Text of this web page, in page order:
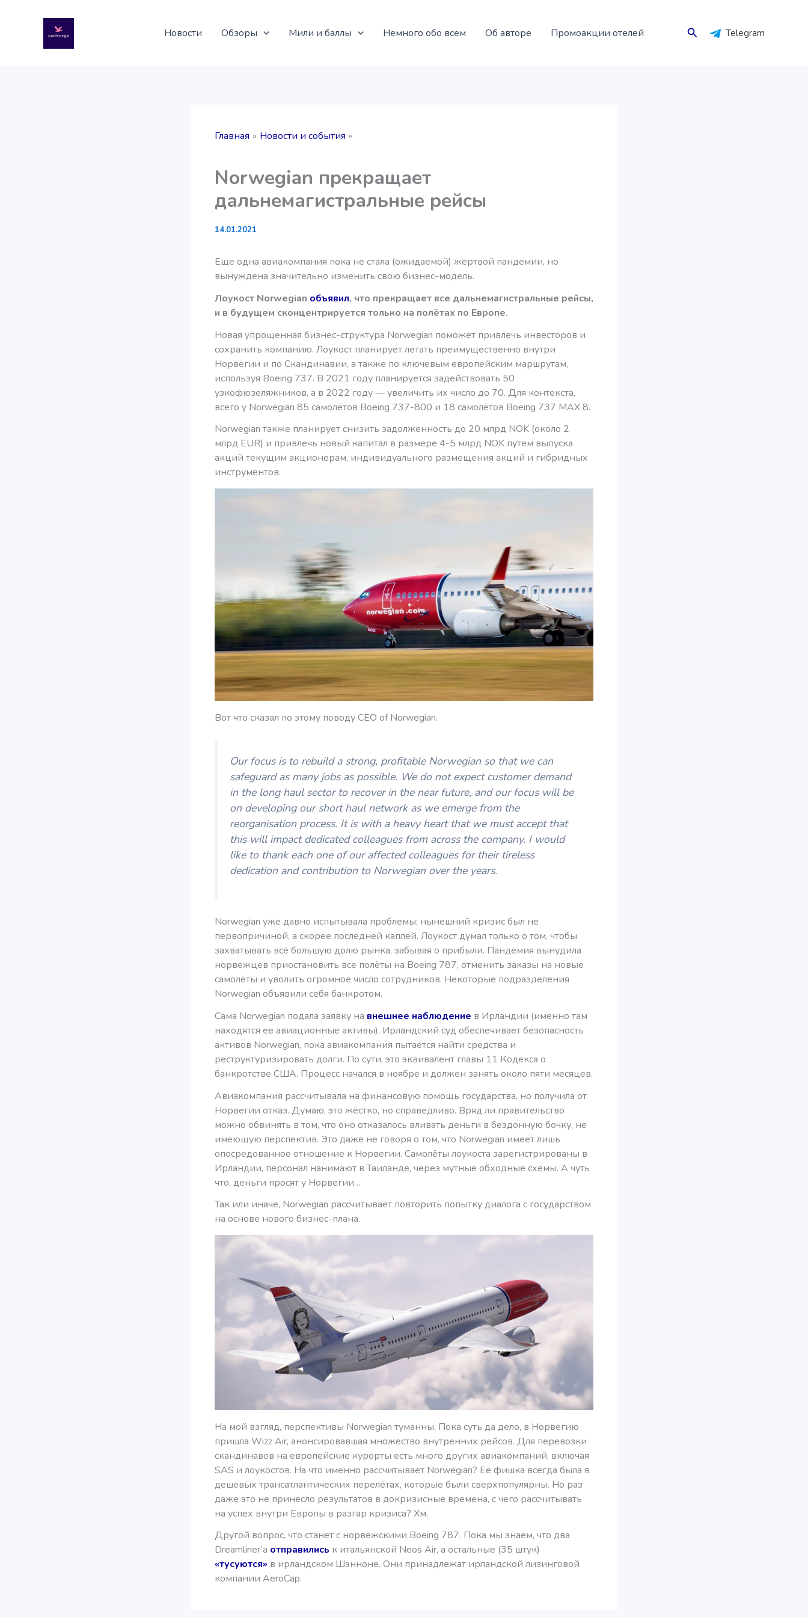
содержимому
Новости Обзоры Мили и баллы Немного обо всем Об авторе Промоакции отелей Поиск Telegram
Главная Новости и события
Norwegian прекращает
дальнемагистральные рейсы
14.01.2021
Еще одна авиакомпания пока не стала (ожидаемой) жертвой пандемии, но
вынуждена значительно изменить свою бизнес-модель.
Лоукост Norwegian объявил, что прекращает все дальнемагистральные рейсы,
и в будущем сконцентрируется только на полётах по Европе.
Новая упрощенная бизнес-структура Norwegian поможет привлечь инвесторов и
сохранить компанию. Лоукост планирует летать преимущественно внутри
Норвегии и по Скандинавии, а также по ключевым европейским маршрутам,
используя Boeing 737. В 2021 году планируется задействовать 50
узкофюзеляжников, а в 2022 году — увеличить их число до 70. Для контекста,
всего у Norwegian 85 самолётов Boeing 737-800 и 18 самолётов Boeing 737 MAX 8.
Norwegian также планирует снизить задолженность до 20 млрд NOK (около 2
млрд EUR) и привлечь новый капитал в размере 4-5 млрд NOK путем выпуска
акций текущим акционерам, индивидуального размещения акций и гибридных
инструментов.
Вот что сказал по этому поводу CEO of Norwegian.
Our focus is to rebuild a strong, profitable Norwegian so that we can
safeguard as many jobs as possible. We do not expect customer demand
in the long haul sector to recover in the near future, and our focus will be
on developing our short haul network as we emerge from the
reorganisation process. It is with a heavy heart that we must accept that
this will impact dedicated colleagues from across the company. I would
like to thank each one of our affected colleagues for their tireless
dedication and contribution to Norwegian over the years.
Norwegian уже давно испытывала проблемы; нынешний кризис был не
первопричиной, а скорее последней каплей. Лоукост думал только о том, чтобы
захватывать всё большую долю рынка, забывая о прибыли. Пандемия вынудила
норвежцев приостановить все полёты на Boeing 787, отменить заказы на новые
самолёты и уволить огромное число сотрудников. Некоторые подразделения
Norwegian объявили себя банкротом.
Сама Norwegian подала заявку на внешнее наблюдение в Ирландии (именно там
находятся ее авиационные активы). Ирландский суд обеспечивает безопасность
активов Norwegian, пока авиакомпания пытается найти средства и
реструктуризировать долги. По сути, это эквивалент главы 11 Кодекса о
банкротстве США. Процесс начался в ноябре и должен занять около пяти месяцев.
Авиакомпания рассчитывала на финансовую помощь государства, но получила от
Норвегии отказ. Думаю, это жёстко, но справедливо. Вряд ли правительство
можно обвинять в том, что оно отказалось вливать деньги в бездонную бочку, не
имеющую перспектив. Это даже не говоря о том, что Norwegian имеет лишь
опосредованное отношение к Норвегии. Самолёты лоукоста зарегистрированы в
Ирландии, персонал нанимают в Таиланде, через мутные обходные схемы. А чуть
что, деньги просят у Норвегии…
Так или иначе, Norwegian рассчитывает повторить попытку диалога с государством
на основе нового бизнес-плана.
На мой взгляд, перспективы Norwegian туманны. Пока суть да дело, в Норвегию
пришла Wizz Air, анонсировавшая множество внутренних рейсов. Для перевозки
скандинавов на европейские курорты есть много других авиакомпаний, включая
SAS и лоукостов. На что именно рассчитывает Norwegian? Её фишка всегда была в
дешевых трансатлантических перелётах, которые были сверхпопулярны. Но раз
даже это не принесло результатов в докризисные времена, с чего рассчитывать
на успех внутри Европы в разгар кризиса? Хм.
Другой вопрос, что станет с норвежскими Boeing 787. Пока мы знаем, что два
Dreamliner’а отправились к итальянской Neos Air, а остальные (35 штук)
«тусуются» в ирландском Шэнноне. Они принадлежат ирландской лизинговой
компании AeroCap.